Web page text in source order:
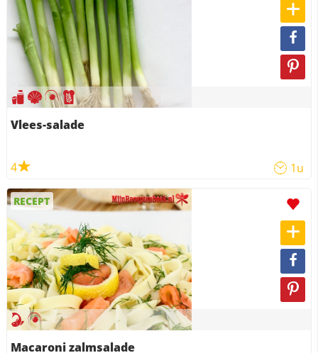
Vlees-salade
4 1u
RECEPT
Macaroni zalmsalade